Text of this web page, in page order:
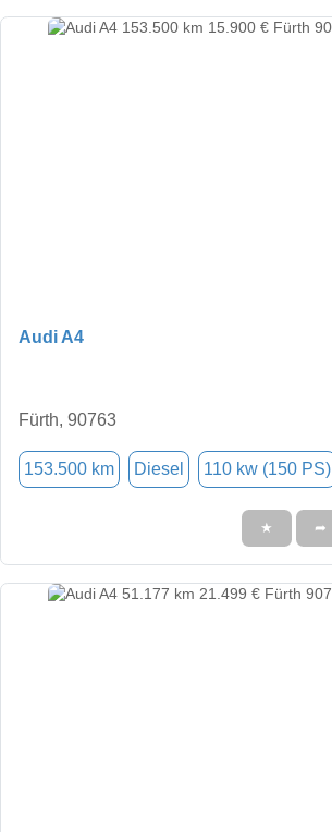
Audi A4
Fürth, 90763
153.500 km Diesel 110 kw (150 PS)
★ ➦